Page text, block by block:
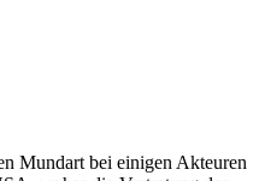
Mundart bei einigen Akteuren